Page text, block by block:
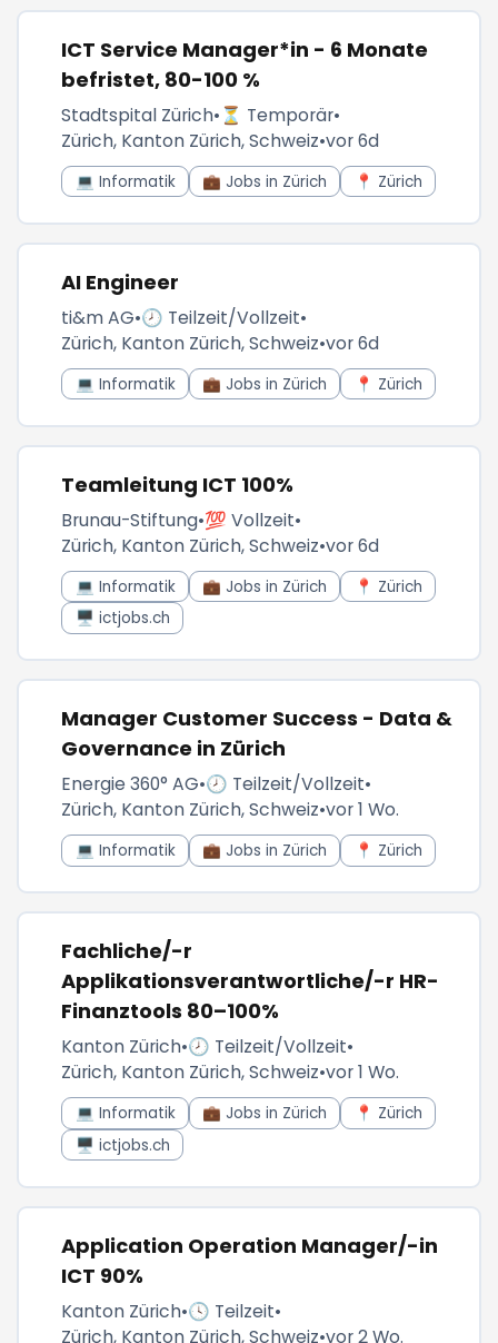
ICT Service Manager*in - 6 Monate
befristet, 80-100 %
Stadtspital Zürich• ⏳ Temporär•
Zürich, Kanton Zürich, Schweiz•vor 6d
💻 Informatik 💼 Jobs in Zürich 📍 Zürich
AI Engineer
ti&m AG•🕗 Teilzeit/Vollzeit•
Zürich, Kanton Zürich, Schweiz•vor 6d
💻 Informatik 💼 Jobs in Zürich 📍 Zürich
Teamleitung ICT 100%
Brunau-Stiftung•💯 Vollzeit•
Zürich, Kanton Zürich, Schweiz•vor 6d
💻 Informatik 💼 Jobs in Zürich
📍 Zürich
🖥️ ictjobs.ch
Manager Customer Success - Data &
Governance in Zürich
Energie 360° AG•🕗 Teilzeit/Vollzeit•
Zürich, Kanton Zürich, Schweiz•vor 1 Wo.
💻 Informatik 💼 Jobs in Zürich 📍 Zürich
Fachliche/-r
Applikationsverantwortliche/-r HR-
Finanztools 80–100%
Kanton Zürich•🕗 Teilzeit/Vollzeit•
Zürich, Kanton Zürich, Schweiz•vor 1 Wo.
💻 Informatik 💼 Jobs in Zürich
📍 Zürich
🖥️ ictjobs.ch
Application Operation Manager/-in
ICT 90%
Kanton Zürich•🕓 Teilzeit•
Zürich, Kanton Zürich, Schweiz•vor 2 Wo.